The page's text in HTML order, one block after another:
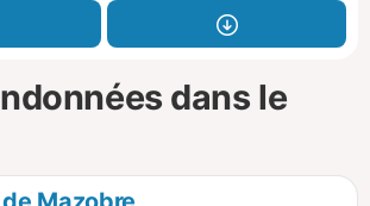
dans le